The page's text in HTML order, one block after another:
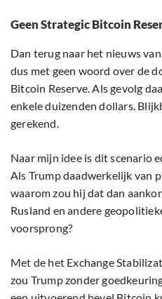
Geen Strategic Bitcoin
Dan terug naar het nieuws
dus met geen woord over de
Bitcoin Reserve. Als gevolg
enkele duizenden dollars.
gerekend.
Naar mijn idee is dit scenario
Als Trump daadwerkelijk van
waarom zou hij dat dan
Rusland en andere
voorsprong?
Met de het Exchange
zou Trump zonder